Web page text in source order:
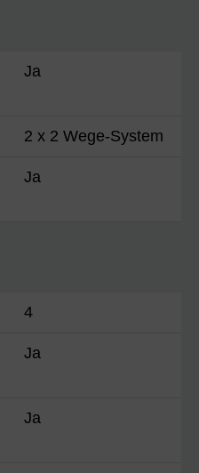
Ja
2 x 2 Wege-System
Ja
4
Ja
Ja